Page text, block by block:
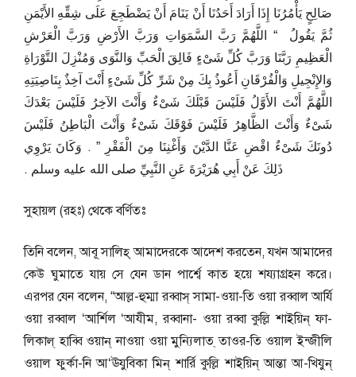
صَالِحٍ يَأْمُرُنَا إِذَا أَرَادَ أَحَدُنَا أَنْ يَنَامَ أَنْ يَضْطَجِعَ عَلَى شِقِّهِ الأَيْمَنِ
ثُمَّ يَقُولُ ‏ “‏ اللَّهُمَّ رَبَّ السَّمَوَاتِ وَرَبَّ الأَرْضِ وَرَبَّ الْعَرْشِ
الْعَظِيمِ رَبَّنَا وَرَبَّ كُلِّ شَىْءٍ فَالِقَ الْحَبِّ وَالنَّوَى وَمُنْزِلَ التَّوْرَاةِ
وَالإِنْجِيلِ وَالْفُرْقَانِ أَعُوذُ بِكَ مِنْ شَرِّ كُلِّ شَىْءٍ أَنْتَ آخِذٌ بِنَاصِيَتِهِ
اللَّهُمَّ أَنْتَ الأَوَّلُ فَلَيْسَ قَبْلَكَ شَىْءٌ وَأَنْتَ الآخِرُ فَلَيْسَ بَعْدَكَ
شَىْءٌ وَأَنْتَ الظَّاهِرُ فَلَيْسَ فَوْقَكَ شَىْءٌ وَأَنْتَ الْبَاطِنُ فَلَيْسَ
دُونَكَ شَىْءٌ اقْضِ عَنَّا الدَّيْنَ وَأَغْنِنَا مِنَ الْفَقْرِ ‏”‏ ‏.‏ وَكَانَ يَرْوِي
ذَلِكَ عَنْ أَبِي هُرَيْرَةَ عَنِ النَّبِيِّ صلى الله عليه وسلم ‏.‏
সুহায়ল (রহঃ) থেকে বর্ণিতঃ
তিনি বলেন, আবূ সালিহ্ আমাদেরকে আদেশ করতেন, যখন আমাদের
কেউ ঘুমাতে যায় সে যেন ডান পার্শ্বে কাত হয়ে শয্যাগ্রহন করে।
এরপর যেন বলেন, “আল্ল-হুম্মা রব্বাস্ সামা-ওয়া-তি ওয়া রব্বাল আর্যি
ওয়া রব্বাল ‘আর্শিল ‘আযীম, রব্বানা- ওয়া রব্বা কুল্লি শাইয়িন্ ফা-
লিকাল্ হাব্বি ওয়ান্ নাওয়া ওয়া মুন্যিলাত্ তাওর-তি ওয়াল ইন্জীলি
ওয়াল ফুর্কা-নি আ‘ঊযুবিকা মিন্ শার্রি কুল্লি শাইয়িন্ আন্তা আ-খিযুন্